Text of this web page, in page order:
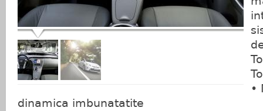
•
dinamica imbunatatite